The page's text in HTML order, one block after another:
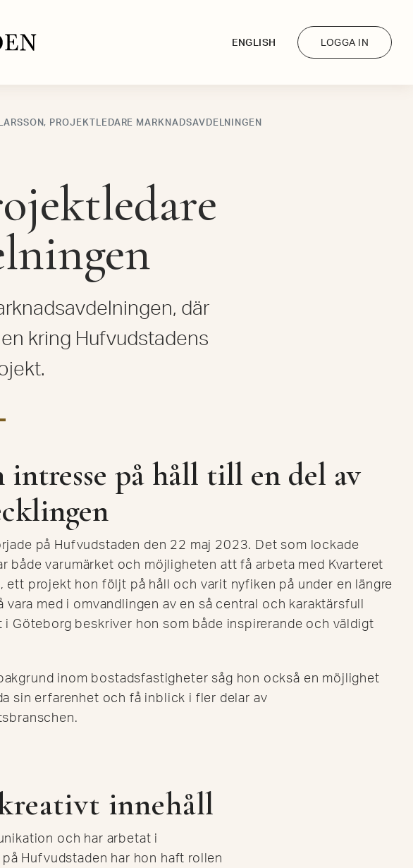
ENGLISH LOGGA IN
PROJEKTLEDARE MARKNADSAVDELNINGEN
där
kring Hufvudstadens
intresse på håll till en del av
på Hufvudstaden den 22 maj 2023. Det som lockade
både varumärket och möjligheten att få arbeta med Kvarteret
ett projekt hon följt på håll och varit nyfiken på under en längre
vara med i omvandlingen av en så central och karaktärsfull
i Göteborg beskriver hon som både inspirerande och väldigt
inom bostadsfastigheter såg hon också en möjlighet
sin erfarenhet och få inblick i fler delar av
innehåll
och har arbetat i
Hufvudstaden har hon haft rollen